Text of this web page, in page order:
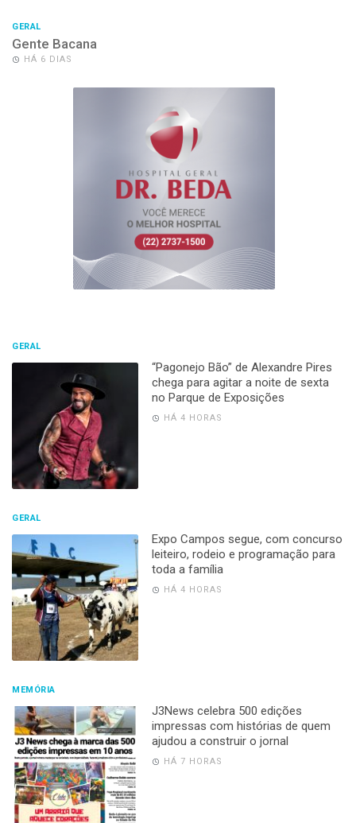
GERAL
Gente Bacana
HÁ 6 DIAS
GERAL
“Pagonejo Bão” de Alexandre Pires
chega para agitar a noite de sexta
no Parque de Exposições
HÁ 4 HORAS
GERAL
Expo Campos segue, com concurso
leiteiro, rodeio e programação para
toda a família
HÁ 4 HORAS
MEMÓRIA
J3News celebra 500 edições
impressas com histórias de quem
ajudou a construir o jornal
HÁ 7 HORAS